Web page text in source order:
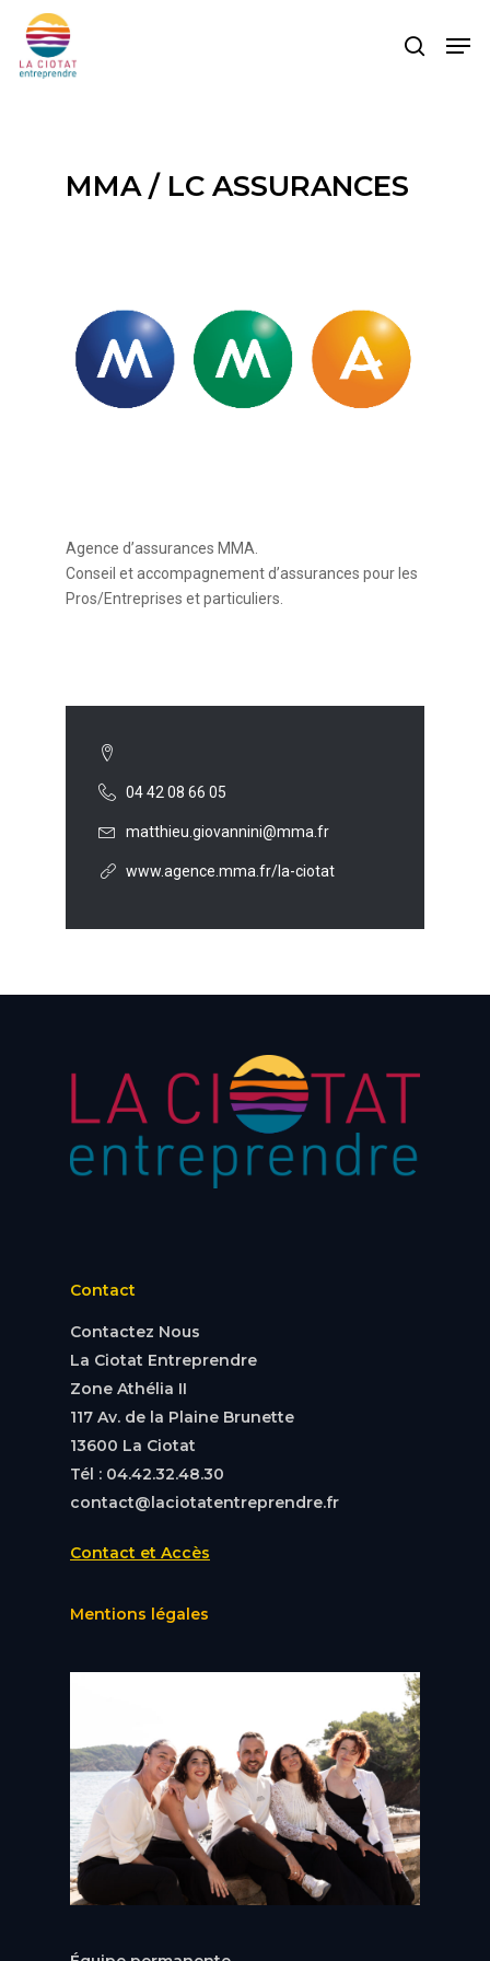
main
search
MMA / LC ASSURANCES
Agence d’assurances MMA.
Conseil et accompagnement d’assurances pour les
Pros/Entreprises et particuliers.
04 42 08 66 05
matthieu.giovannini@mma.fr
www.agence.mma.fr/la-ciotat
Contact
Contactez Nous
La Ciotat Entreprendre
Zone Athélia II
117 Av. de la Plaine Brunette
13600 La Ciotat
Tél : 04.42.32.48.30
contact@laciotatentreprendre.fr
Contact et Accès
Mentions légales